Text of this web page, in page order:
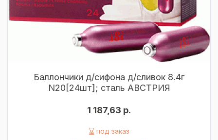
Баллончики д/сифона д/сливок 8.4г
N20[24шт]; сталь АВСТРИЯ
1 187,63 р.
под заказ